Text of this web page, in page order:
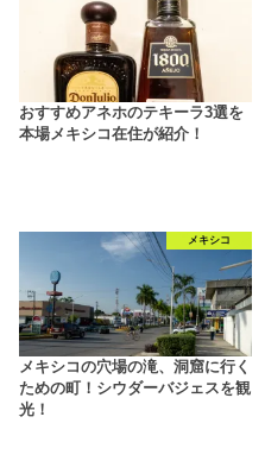
おすすめアネホのテキーラ3選を
本場メキシコ在住が紹介！
メキシコ
メキシコの穴場の滝、洞窟に行く
ための町！シウダーバジェスを観
光！